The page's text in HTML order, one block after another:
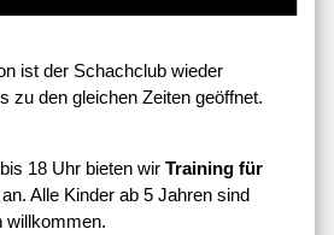
ist der Schachclub wieder
zu den gleichen Zeiten geöffnet.
18 Uhr bieten wir Training für
an. Alle Kinder ab 5 Jahren sind
willkommen.